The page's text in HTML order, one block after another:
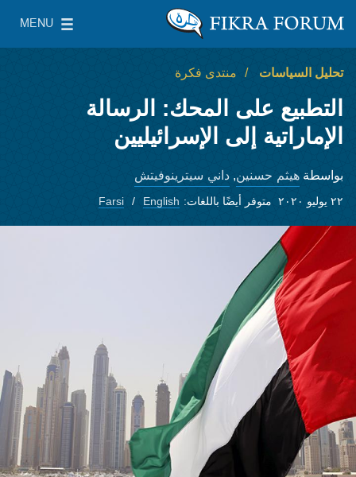
معهد واشنطن لسياسات الشرق الأدنى
MENU
Main Menu
تحليل السياسات منتدى فكرة
التطبيع على المحك: الرسالة
الإماراتية إلى الإسرائيليين
بواسطة هيثم حسنين, داني سيترينوفيتش
٢٢ يوليو ٢٠٢٠ متوفر أيضًا باللغات: English
Farsi